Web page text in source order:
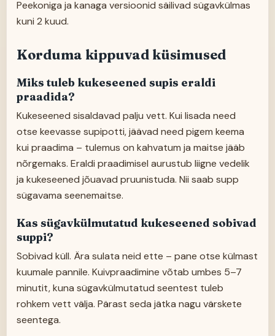
Peekoniga ja kanaga versioonid säilivad sügavkülmas
kuni 2 kuud.
Korduma kippuvad küsimused
Miks tuleb kukeseened supis eraldi
praadida?
Kukeseened sisaldavad palju vett. Kui lisada need
otse keevasse supipotti, jäävad need pigem keema
kui praadima – tulemus on kahvatum ja maitse jääb
nõrgemaks. Eraldi praadimisel aurustub liigne vedelik
ja kukeseened jõuavad pruunistuda. Nii saab supp
sügavama seenemaitse.
Kas sügavkülmutatud kukeseened sobivad
suppi?
Sobivad küll. Ära sulata neid ette – pane otse külmast
kuumale pannile. Kuivpraadimine võtab umbes 5–7
minutit, kuna sügavkülmutatud seentest tuleb
rohkem vett välja. Pärast seda jätka nagu värskete
seentega.